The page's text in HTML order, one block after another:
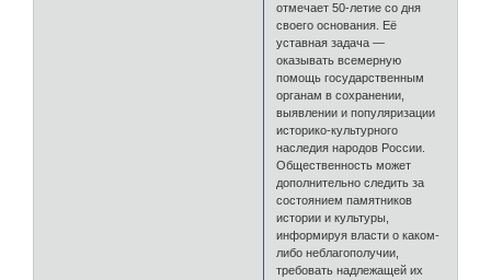
отмечает 50-летие со дня
своего основания. Её
уставная задача —
оказывать всемерную
помощь государственным
органам в сохранении,
выявлении и популяризации
историко-культурного
наследия народов России.
Общественность может
дополнительно следить за
состоянием памятников
истории и культуры,
информируя власти о каком-
либо неблагополучии,
требовать надлежащей их